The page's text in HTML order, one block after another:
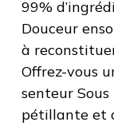
99%
Douceur
à
Offrez-vous
senteur
pétillante et